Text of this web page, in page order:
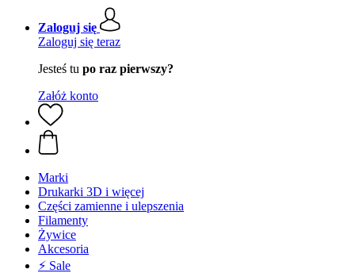
Zaloguj się
Zaloguj się teraz
Jesteś tu po raz pierwszy?
Załóż konto
Marki
Drukarki 3D i więcej
Części zamienne i ulepszenia
Filamenty
Żywice
Akcesoria
⚡ Sale